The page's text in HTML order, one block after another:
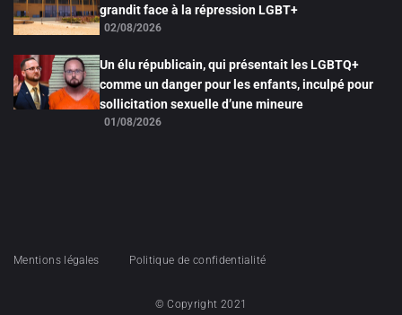
grandit face à la répression LGBT+
02/08/2026
Un élu républicain, qui présentait les LGBTQ+
comme un danger pour les enfants, inculpé pour
sollicitation sexuelle d’une mineure
01/08/2026
Mentions légales Politique de confidentialité
© Copyright 2021